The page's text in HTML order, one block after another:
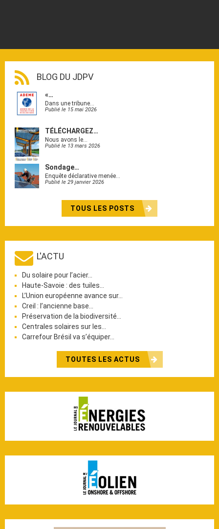
BLOG DU JDPV
«…
Dans une tribune…
Publié le 15 mai 2026
TÉLÉCHARGEZ…
Nous avons le…
Publié le 13 mars 2026
Sondage…
Enquête déclarative menée…
Publié le 29 janvier 2026
TOUS LES POSTS
L'ACTU
Du solaire pour l’acier…
Haute-Savoie : des tuiles…
L’Union européenne avance sur…
Creil : l’ancienne base…
Préservation de la biodiversité…
Centrales solaires sur les…
Carrefour Brésil va s’équiper…
TOUTES LES ACTUS